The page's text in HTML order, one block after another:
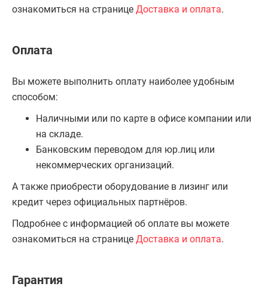
ознакомиться на странице Доставка и оплата.
Оплата
Вы можете выполнить оплату наиболее удобным
способом:
Наличными или по карте в офисе компании или
на складе.
Банковским переводом для юр.лиц или
некоммерческих организаций.
А также приобрести оборудование в лизинг или
кредит через официальных партнёров.
Подробнее с информацией об оплате вы можете
ознакомиться на странице Доставка и оплата.
Гарантия